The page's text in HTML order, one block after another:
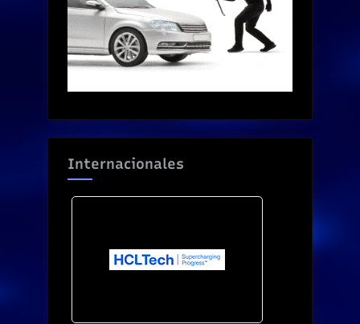
Internacionales